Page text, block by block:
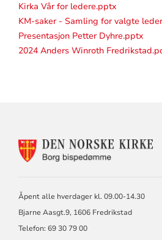
Kirka Vår for ledere.pptx
KM-saker - Samling for valgte
Presentasjon Petter Dyhre.pptx
2024 Anders Winroth
Åpent alle hverdager kl. 09.00-14.30
Bjarne Aasgt.9, 1606 Fredrikstad
Telefon: 69 30 79 00